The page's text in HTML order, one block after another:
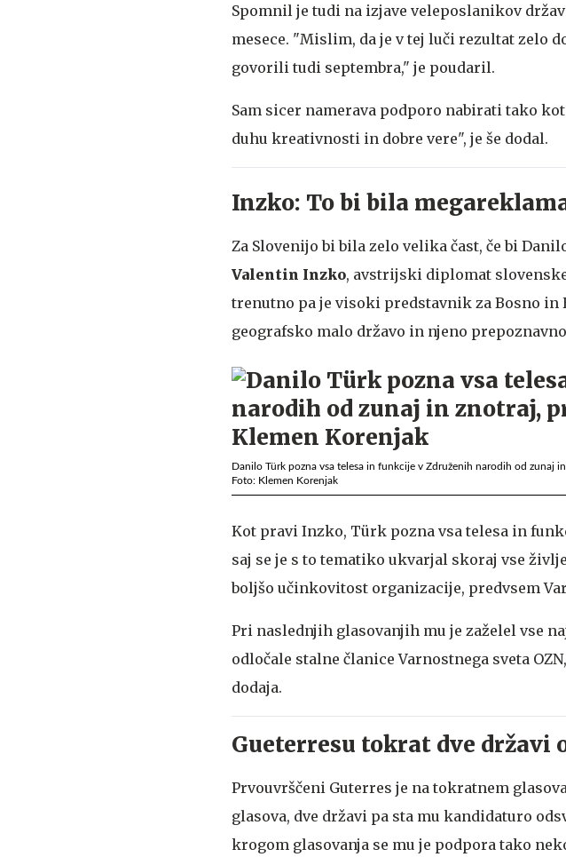
Spomnil je tudi na izjave veleposlanikov
mesece. "Mislim, da je v tej luči rezultat zelo
govorili tudi septembra," je poudaril.
Sam sicer namerava podporo nabirati tako
duhu kreativnosti in dobre vere", je še dodal.
Inzko: To bi bila
Za Slovenijo bi bila zelo velika čast, če bi
Valentin Inzko, avstrijski diplomat
trenutno pa je visoki predstavnik za Bosno in
geografsko malo državo in njeno
Danilo Türk pozna vsa telesa in funkcije v Združenih narodih od zunaj
Foto: Klemen Korenjak
Kot pravi Inzko, Türk pozna vsa telesa in
saj se je s to tematiko ukvarjal skoraj vse
boljšo učinkovitost organizacije, predvsem
Pri naslednjih glasovanjih mu je zaželel vse
odločale stalne članice Varnostnega sveta
dodaja.
Gueterresu tokrat dve državi
Prvouvrščeni Guterres je na tokratnem
glasova, dve državi pa sta mu kandidaturo
krogom glasovanja se mu je podpora tako